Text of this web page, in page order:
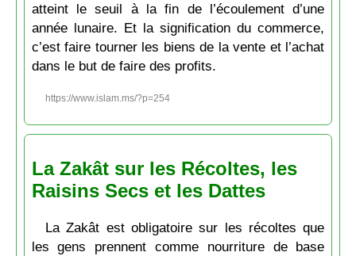
atteint le seuil à la fin de l’écoulement d’une
année lunaire. Et la signification du commerce,
c’est faire tourner les biens de la vente et l’achat
dans le but de faire des profits.
https://www.islam.ms/?p=254
La Zakât sur les Récoltes, les
Raisins Secs et les Dattes
La Zakât est obligatoire sur les récoltes que
les gens prennent comme nourriture de base